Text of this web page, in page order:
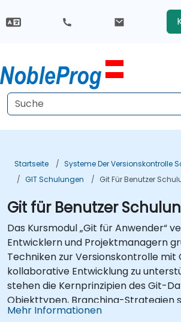
Startseite
Systeme Der Versionskontrolle
GIT Schulungen
Git Für Benutzer
Git für Benutzer
Das Kursmodul „Git für Anwender“
Entwicklern und Projektmanagern
Techniken zur Versionskontrolle mit
kollaborative Entwicklung zu
stehen die Kernprinzipien des Git-
Objekttypen, Branching-Strategien
Zusammenführungsarbeitsabläufe
Mehr Informationen